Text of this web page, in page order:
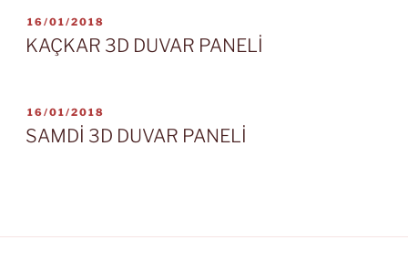
YAYIM
TARIHI
16/01/2018
KAÇKAR 3D DUVAR PANELİ
YAYIM
TARIHI
16/01/2018
SAMDİ 3D DUVAR PANELİ